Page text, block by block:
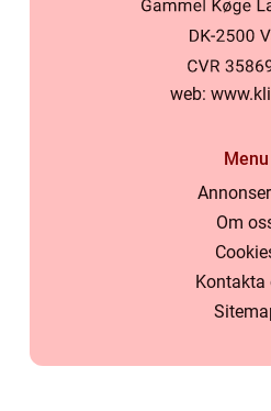
web:
Menu
Om
Kontakta